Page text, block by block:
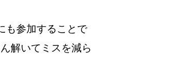
も参加することで
解いてミスを減ら